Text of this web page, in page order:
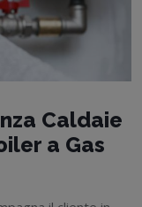
Caldaie
a Gas